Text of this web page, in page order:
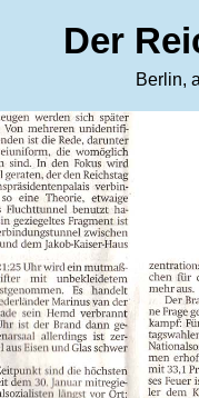
Der
Berlin,